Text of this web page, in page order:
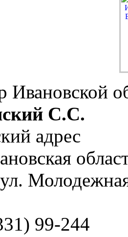
Ивановской
C.C.
адрес
99-244